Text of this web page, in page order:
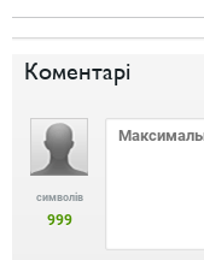
Коментарі
символів
999